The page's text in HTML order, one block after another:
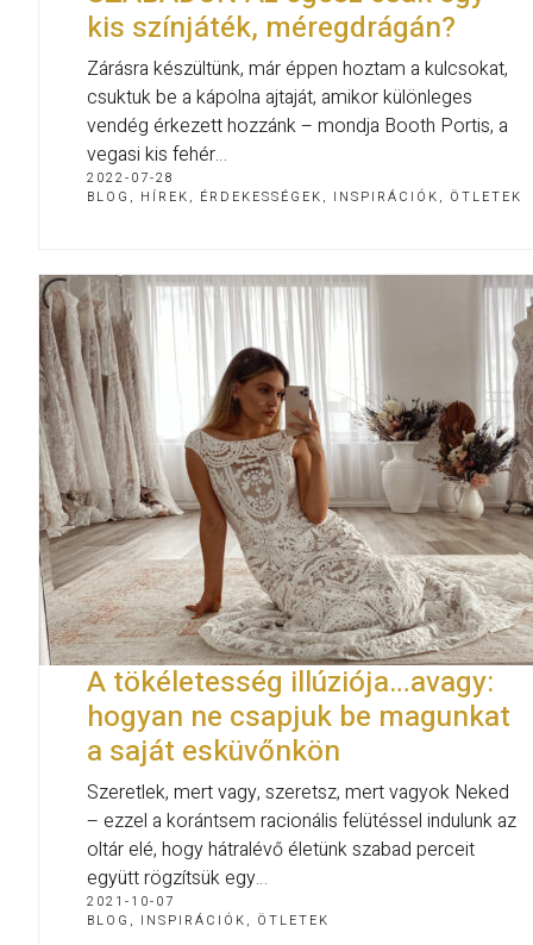
kis színjáték, méregdrágán?
Zárásra készültünk, már éppen hoztam a kulcsokat,
csuktuk be a kápolna ajtaját, amikor különleges
vendég érkezett hozzánk – mondja Booth Portis, a
vegasi kis fehér…
2022-07-28
BLOG , HÍREK, ÉRDEKESSÉGEK, INSPIRÁCIÓK, ÖTLETEK
A tökéletesség illúziója…avagy:
hogyan ne csapjuk be magunkat
a saját esküvőnkön
Szeretlek, mert vagy, szeretsz, mert vagyok Neked
– ezzel a korántsem racionális felütéssel indulunk az
oltár elé, hogy hátralévő életünk szabad perceit
együtt rögzítsük egy…
2021-10-07
BLOG , INSPIRÁCIÓK, ÖTLETEK